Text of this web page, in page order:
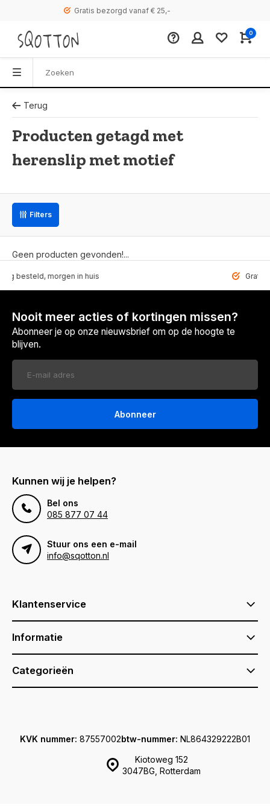
Gratis bezorgd vanaf € 25,-
0
Terug
Producten getagd met
herenslip met motief
Filters
Geen producten gevonden!...
morgen in huis Gratis
Nooit meer acties of kortingen missen?
Abonneer je op onze nieuwsbrief om op de hoogte te
blijven.
Abonneer
Kunnen wij je helpen?
Bel ons
085 877 07 44
Stuur ons een e-mail
info@sqotton.nl
Klantenservice
Informatie
Categorieën
Kiotoweg 152
3047BG, Rotterdam
KVK nummer: 87557002btw-nummer: NL864329222B01